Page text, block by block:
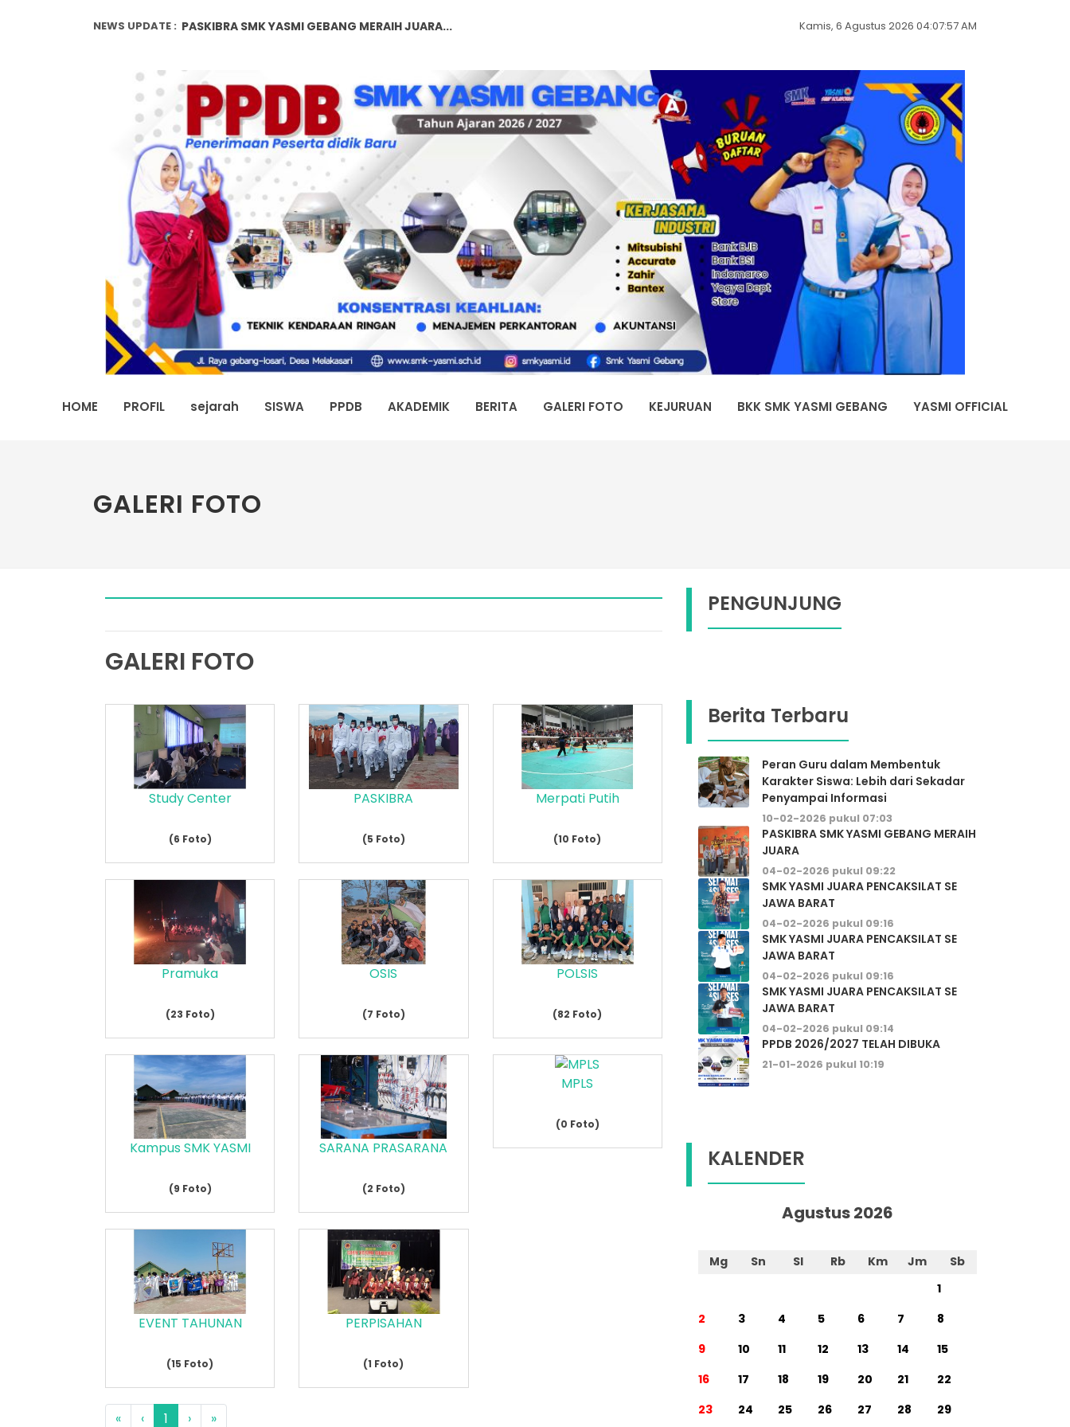
NEWS UPDATE :
SMK YASMI JUARA PENCAKSILAT SE JAWA BARAT...
SMK YASMI JUARA PENCAKSILAT SE JAWA BARAT...
PPDB 2026/2027 TELAH DIBUKA...
17 Thn SMK YASMI GEBANG...
WALK INTERVIEW...
Penanggulangan Bullying, Begini Caranya...
Metode Pembelajaran Untuk Kurikulum Merdeka...
Peran Guru dalam Membentuk Karakter Siswa: Lebih dari Sekada...
PASKIBRA SMK YASMI GEBANG MERAIH JUARA...
Kamis, 6 Agustus 2026 04:07:58 AM
HOME PROFIL sejarah SISWA PPDB AKADEMIK BERITA GALERI FOTO KEJURUAN BKK SMK YASMI GEBANG YASMI OFFICIAL
GALERI FOTO
GALERI FOTO
Study Center
(6 Foto)
PASKIBRA
(5 Foto)
Merpati Putih
(10 Foto)
Pramuka
(23 Foto)
OSIS
(7 Foto)
POLSIS
(82 Foto)
Kampus SMK YASMI
(9 Foto)
SARANA PRASARANA
(2 Foto)
MPLS
(0 Foto)
EVENT TAHUNAN
(15 Foto)
PERPISAHAN
(1 Foto)
« ‹ 1 › »
PENGUNJUNG
Berita Terbaru
Peran Guru dalam Membentuk
Karakter Siswa: Lebih dari Sekadar
Penyampai Informasi
10-02-2026 pukul 07:03
PASKIBRA SMK YASMI GEBANG MERAIH
JUARA
04-02-2026 pukul 09:22
SMK YASMI JUARA PENCAKSILAT SE
JAWA BARAT
04-02-2026 pukul 09:16
SMK YASMI JUARA PENCAKSILAT SE
JAWA BARAT
04-02-2026 pukul 09:16
SMK YASMI JUARA PENCAKSILAT SE
JAWA BARAT
04-02-2026 pukul 09:14
PPDB 2026/2027 TELAH DIBUKA
21-01-2026 pukul 10:19
KALENDER
Agustus 2026
Mg Sn Sl Rb Km Jm
Sb
1
2
3 4 5 6 7
8
9
10 11 12 13 14
15
16
17 18 19 20 21
22
23
24 25 26 27 28 29